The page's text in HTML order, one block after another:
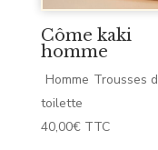
Côme kaki
homme
Homme Trousses
toilette
40,00€ TTC